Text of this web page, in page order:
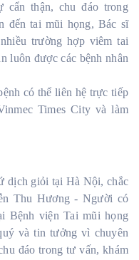
cẩn thận, chu đáo trong
đến tai mũi họng, Bác sĩ
trường hợp viêm tai
luôn được các bệnh nhân
có thể liên hệ trực tiếp
Times City và làm
dịch giỏi tại Hà Nội, chắc
Thu Hương - Người có
Bệnh viện Tai mũi họng
và tin tưởng vì chuyên
đáo trong tư vấn, khám